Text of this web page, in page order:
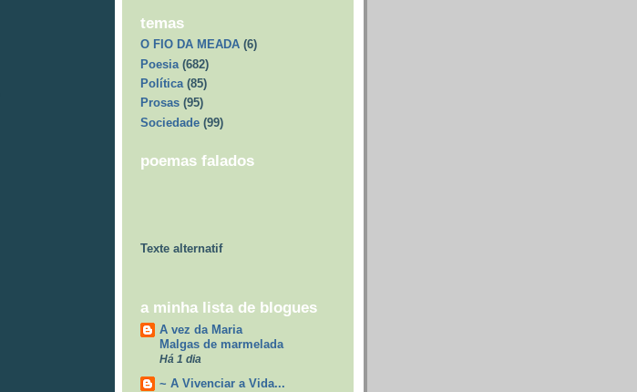
temas
O FIO DA MEADA (6)
Poesia (682)
Política (85)
Prosas (95)
Sociedade (99)
poemas falados
Texte alternatif
a minha lista de blogues
A vez da Maria
Malgas de marmelada
Há 1 dia
~ A Vivenciar a Vida...